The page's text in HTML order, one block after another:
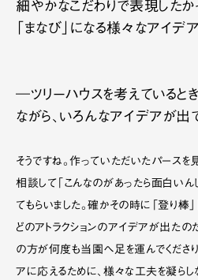
細やかなこだわりで表現したか
「まなび」になる様々なアイデア
―ツリーハウスを考えていると
ながら、いろんなアイデアが出
そうですね。作っていただいたパース
相談して「こんなのがあったら面白いん
てもらいました。確かその時に「登り棒」
どのアトラクションのアイデアが出たの
の方が何度も当園へ足を運んでくださ
アに応えるために、様々な工夫を凝ら